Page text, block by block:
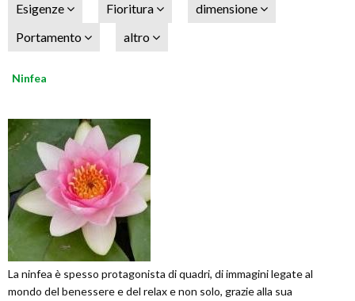
Esigenze Fioritura
dimensione
Portamento
altro
Ninfea
La ninfea è spesso protagonista di quadri, di immagini legate al
mondo del benessere e del relax e non solo, grazie alla sua